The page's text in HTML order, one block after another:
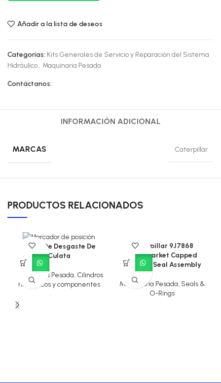
Añadir a la lista de deseos
Categorías: Kits Generales de Servicio y Reparación del Sistema
Hidráulico, Maquinaria Pesada
Contáctanos:
INFORMACIÓN ADICIONAL
MARCAS Caterpillar
PRODUCTOS RELACIONADOS
Anillo De Desgaste De
Culata
Maquinaria Pesada, Cilindros
hidráulicos y componentes
Caterpillar 9J7868
Aftermarket Capped
Piston T-Seal Assembly
Maquinaria Pesada, Seals &
O-Rings